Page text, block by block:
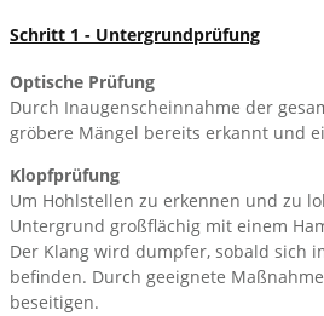
Schritt 1 - Untergrundprüfung
Optische Prüfung
Durch Inaugenscheinnahme der
gröbere Mängel bereits erkannt und
Klopfprüfung
Um Hohlstellen zu erkennen und zu
Untergrund großflächig mit einem
Der Klang wird dumpfer, sobald sich
befinden. Durch geeignete
beseitigen.